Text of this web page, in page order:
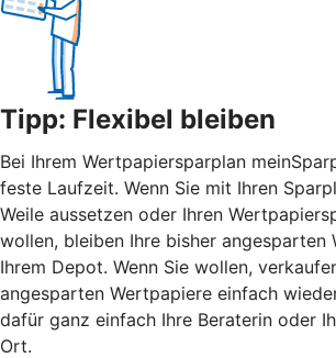
Tipp: Flexibel bleiben
Bei Ihrem Wertpapiersparplan
feste Laufzeit. Wenn Sie mit Ihren
Weile aussetzen oder Ihren
wollen, bleiben Ihre bisher angesparten
Ihrem Depot. Wenn Sie wollen,
angesparten Wertpapiere einfach
dafür ganz einfach Ihre Beraterin oder
Ort.